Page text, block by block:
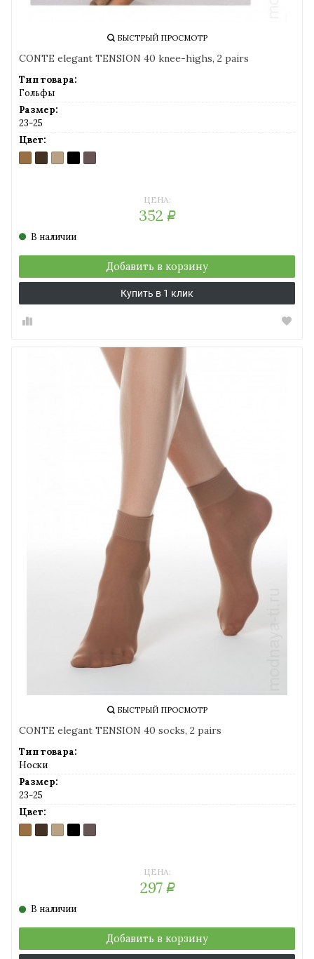
БЫСТРЫЙ ПРОСМОТР
CONTE elegant TENSION 40 knee-highs, 2 pairs
Тип товара:
Гольфы
Размер:
23-25
Цвет:
BRONZ
(бронзовый)
MOCCA
(темный
NATURAL
(солнечный
NERO
(черный)
SHADE
(серо-
ЦЕНА:
352 Р
В наличии
Добавить в корзину
Купить в 1 клик
БЫСТРЫЙ ПРОСМОТР
CONTE elegant TENSION 40 socks, 2 pairs
Тип товара:
Носки
Размер:
23-25
Цвет:
BRONZ
(бронзовый)
MOCCA
(темный
NATURAL
(солнечный
NERO
(черный)
SHADE
(серо-
ЦЕНА:
297 Р
В наличии
Добавить в корзину